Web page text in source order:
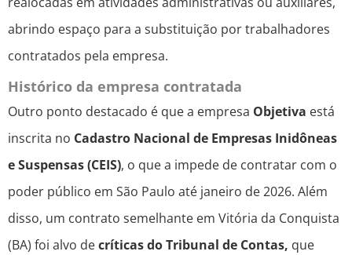
abrindo espaço para a substituição por trabalhadores
contratados pela empresa.
Histórico da empresa contratada
Outro ponto destacado é que a empresa Objetiva está
inscrita no Cadastro Nacional de Empresas Inidôneas
e Suspensas (CEIS), o que a impede de contratar com o
poder público em São Paulo até janeiro de 2026. Além
disso, um contrato semelhante em Vitória da Conquista
(BA) foi alvo decríticas do Tribunal de Contas, que